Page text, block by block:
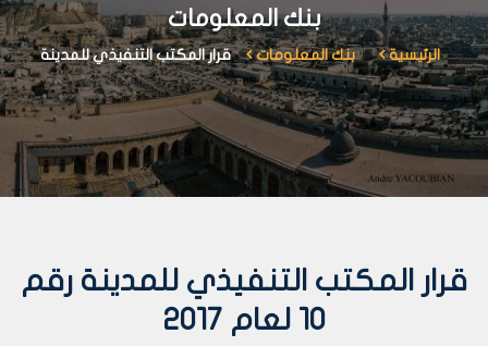
بنك المعلومات
الرئيسية بنك المعلومات قرار المكتب التنفيذي للمدينة
قرار المكتب التنفيذي للمدينة رقم
10 لعام 2017